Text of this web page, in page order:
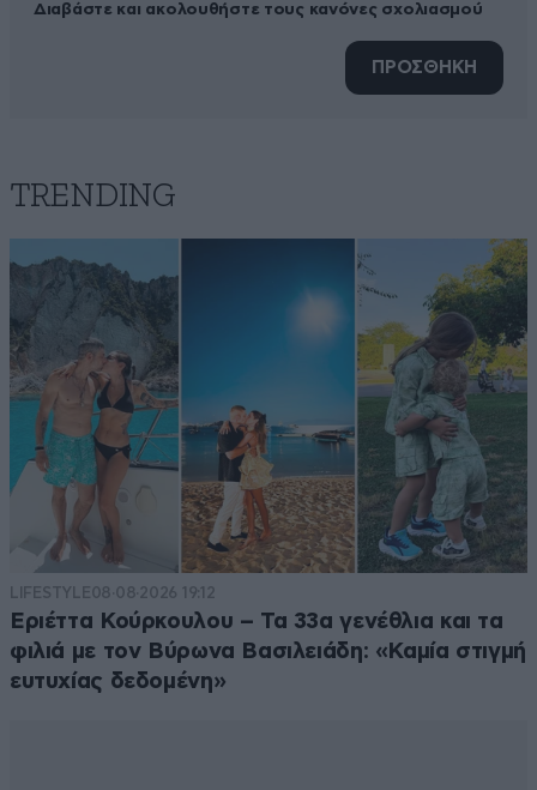
Διαβάστε και ακολουθήστε τους κανόνες σχολιασμού
ΠΡΟΣΘΗΚΗ
TRENDING
LIFESTYLE08·08·2026 19:12
Εριέττα Κούρκουλου – Τα 33α γενέθλια και τα
φιλιά με τον Βύρωνα Βασιλειάδη: «Καμία στιγμή
ευτυχίας δεδομένη»